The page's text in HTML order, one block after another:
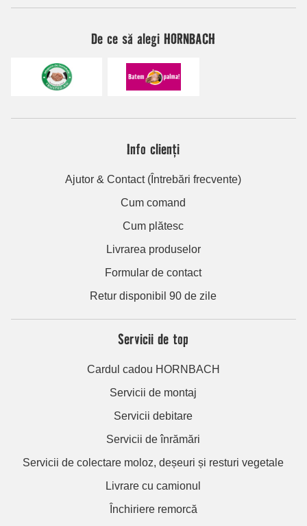
De ce să alegi HORNBACH
Info clienți
Ajutor & Contact (Întrebări frecvente)
Cum comand
Cum plătesc
Livrarea produselor
Formular de contact
Retur disponibil 90 de zile
Servicii de top
Cardul cadou HORNBACH
Servicii de montaj
Servicii debitare
Servicii de înrămări
Servicii de colectare moloz, deșeuri și resturi vegetale
Livrare cu camionul
Închiriere remorcă